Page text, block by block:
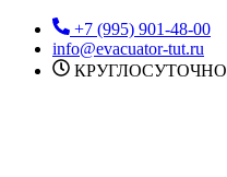
Перейти
содержимому
+7 (995) 901-48-00
info@evacuator-tut.ru
КРУГЛОСУТОЧНО